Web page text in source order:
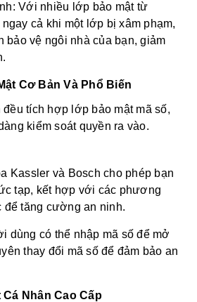
Với nhiều lớp bảo mật từ
cả khi một lớp bị xâm phạm,
bảo vệ ngôi nhà của bạn, giảm
Cơ Bản Và Phổ Biến
tích hợp lớp bảo mật mã số,
kiểm soát quyền ra vào.
Kassler và Bosch cho phép bạn
tạp, kết hợp với các phương
để tăng cường an ninh.
dùng có thể nhập mã số để mở
thay đổi mã số để đảm bảo an
Cá Nhân Cao Cấp